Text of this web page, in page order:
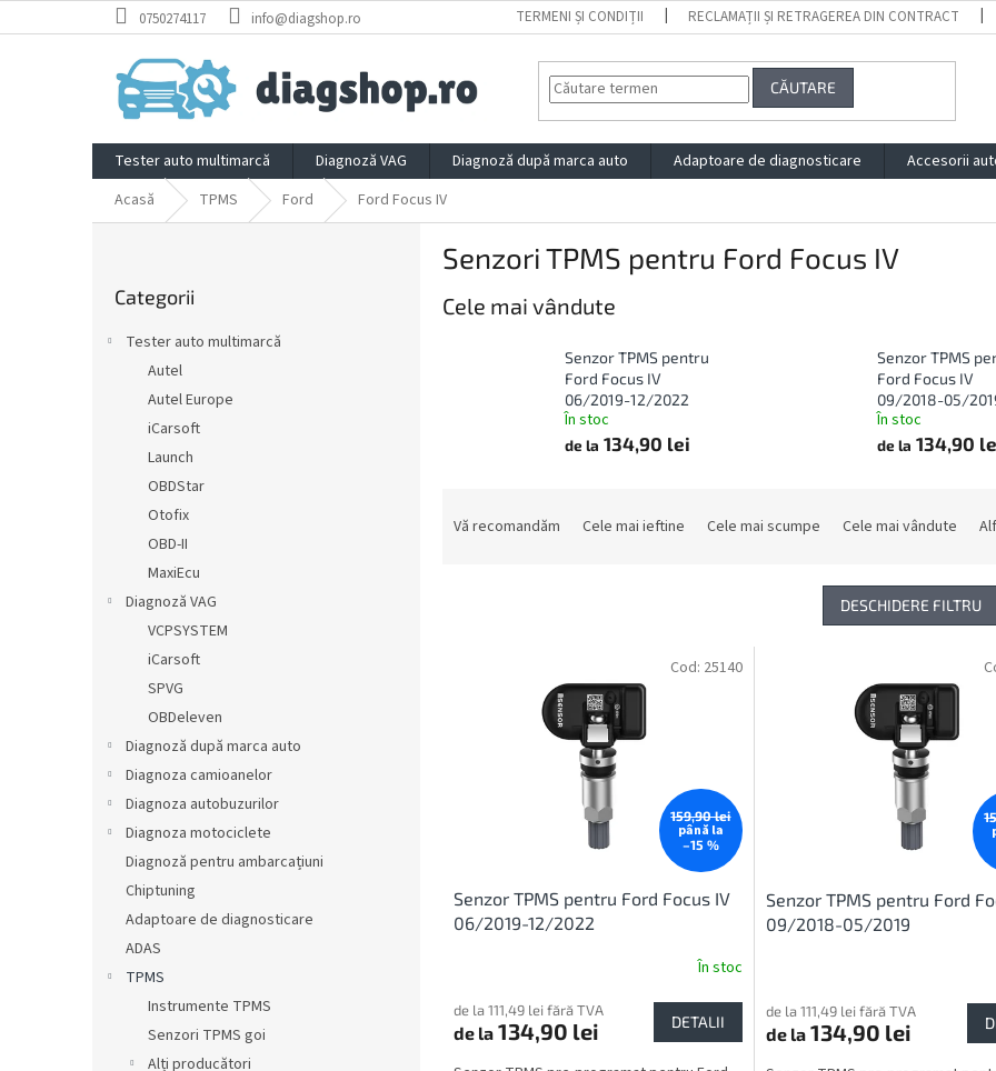
la
0750274117 info@diagshop.ro TERMENI ȘI CONDIȚII RECLAMAȚII ȘI RETRAGEREA DIN CONTRACT
CĂUTARE
Tester auto multimarcă Diagnoză VAG Diagnoză după marca auto Adaptoare de diagnosticare Accesorii
Acasă
TPMS Ford Ford Focus IV
peste
Categorii
Tester auto multimarcă
Autel
Autel Europe
iCarsoft
Launch
OBDStar
Otofix
OBD-II
MaxiEcu
Diagnoză VAG
VCPSYSTEM
iCarsoft
SPVG
OBDeleven
Diagnoză după marca auto
Diagnoza camioanelor
Diagnoza autobuzurilor
Diagnoza motociclete
Diagnoză pentru ambarcațiuni
Chiptuning
Adaptoare de diagnosticare
ADAS
TPMS
Instrumente TPMS
Senzori TPMS goi
Alți producători
Senzori TPMS pentru Ford Focus IV
Cele mai vândute
Senzor TPMS pentru
Ford Focus IV
06/2019-12/2022
În stoc
de la 134,90 lei
Senzor TPMS
Ford Focus IV
09/2018-05/
În stoc
de la 134,90
Vă recomandăm Cele mai ieftine Cele mai scumpe Cele mai vândute
DESCHIDERE FILTRU
159,90 lei
până la
–15 %
Senzor TPMS pentru Ford Focus IV
06/2019-12/2022
În stoc
de la 111,49 lei fără TVA
de la 134,90 lei DETALII
Cod: 25140
Senzor TPMS pentru Ford
09/2018-05/2019
de la 111,49 lei fără TVA
de la134,90 lei